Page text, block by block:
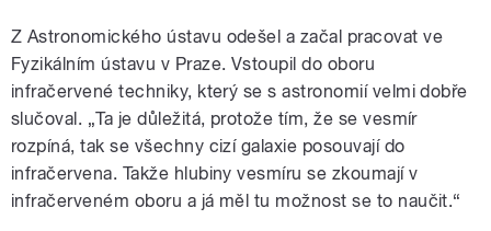
Z Astronomického ústavu odešel a začal pracovat ve
Fyzikálním ústavu v Praze. Vstoupil do oboru
infračervené techniky, který se s astronomií velmi dobře
slučoval. „Ta je důležitá, protože tím, že se vesmír
rozpíná, tak se všechny cizí galaxie posouvají do
infračervena. Takže hlubiny vesmíru se zkoumají v
infračerveném oboru a já měl tu možnost se to naučit.“